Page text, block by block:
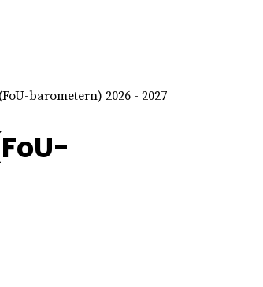
barometern) 2026 - 2027